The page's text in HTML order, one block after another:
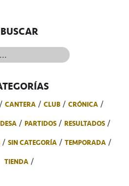
BUSCAR
CANTERA CLUB
CRÓNICA
PARTIDOS
RESULTADOS
SIN CATEGORÍA
TEMPORADA
TIENDA